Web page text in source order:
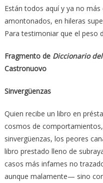
Están todos aquí y ya no
amontonados, en hileras
Para testimoniar que el peso
Fragmento de Diccionario
Castronuovo
Sinvergüenzas
Quien recibe un libro en
cosmos de
sinvergüenzas, los peores
libro prestado lleno de
casos más infames no
aunque malamente— sino